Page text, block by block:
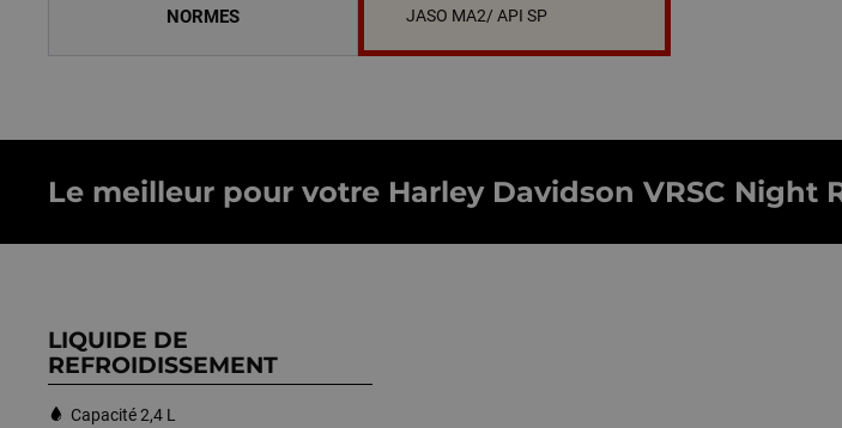
NORMES JASO MA2/ API SP
Le meilleur pour votre Harley Davidson VRSC Night
LIQUIDE DE
REFROIDISSEMENT
Capacité 2,4 L